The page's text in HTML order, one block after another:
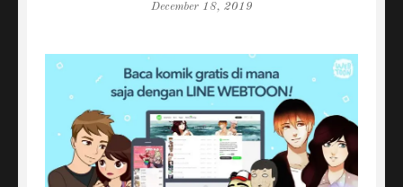
December 18, 2019